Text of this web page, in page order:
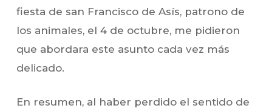
fiesta de san Francisco de Asís, patrono de
los animales, el 4 de octubre, me pidieron
que abordara este asunto cada vez más
delicado.
En resumen, al haber perdido el sentido de